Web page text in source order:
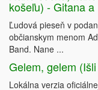
košeľu) - Gitana
Ľudová pieseň v
občianskym menom
Band. Nane ...
Gelem, gelem
Lokálna verzia